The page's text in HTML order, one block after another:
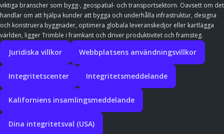
viktiga branscher som bygg-, geospatial- och transportsektorn. Oavsett om det
handlar om att hjälpa kunder att bygga och underhålla infrastruktur, designa
och konstruera byggnader, optimera globala leveranskedjor eller kartlägga
världen, ligger Trimble i framkant och driver produktivitet och framsteg.
Juridiska villkor Webbplatsens användningsvillkor
Integritetscenter Integritetsmeddelande
Kaliforniens insamlingsmeddelande
Dina integritetsval (USA)